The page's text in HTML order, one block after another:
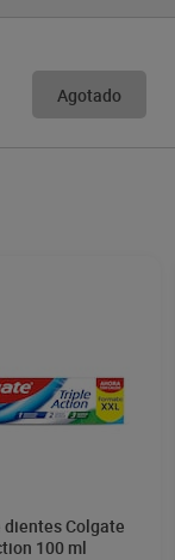
Agotado
dientes Colgate
100 ml